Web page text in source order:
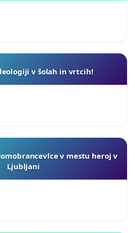
v šolah in vrtcih!
v mestu heroj v
Ljubljani